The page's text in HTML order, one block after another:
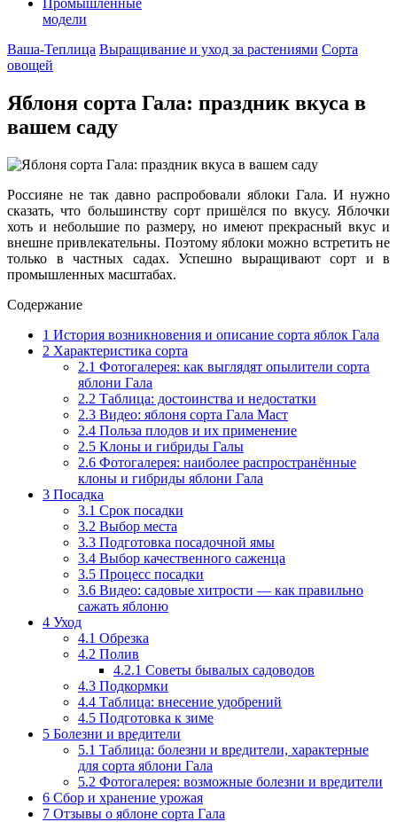
Промышленные
модели
Ваша-Теплица Выращивание и уход за растениями Сорта
овощей
Яблоня сорта Гала: праздник вкуса в
вашем саду
Россияне не так давно распробовали яблоки Гала. И нужно
сказать, что большинству сорт пришёлся по вкусу. Яблочки
хоть и небольшие по размеру, но имеют прекрасный вкус и
внешне привлекательны. Поэтому яблоки можно встретить не
только в частных садах. Успешно выращивают сорт и в
промышленных масштабах.
Содержание
1 История возникновения и описание сорта яблок Гала
2 Характеристика сорта
2.1 Фотогалерея: как выглядят опылители сорта
яблони Гала
2.2 Таблица: достоинства и недостатки
2.3 Видео: яблоня сорта Гала Маст
2.4 Польза плодов и их применение
2.5 Клоны и гибриды Галы
2.6 Фотогалерея: наиболее распространённые
клоны и гибриды яблони Гала
3 Посадка
3.1 Срок посадки
3.2 Выбор места
3.3 Подготовка посадочной ямы
3.4 Выбор качественного саженца
3.5 Процесс посадки
3.6 Видео: садовые хитрости — как правильно
сажать яблоню
4 Уход
4.1 Обрезка
4.2 Полив
4.2.1 Советы бывалых садоводов
4.3 Подкормки
4.4 Таблица: внесение удобрений
4.5 Подготовка к зиме
5 Болезни и вредители
5.1 Таблица: болезни и вредители, характерные
для сорта яблони Гала
5.2 Фотогалерея: возможные болезни и вредители
6 Сбор и хранение урожая
7 Отзывы о яблоне сорта Гала